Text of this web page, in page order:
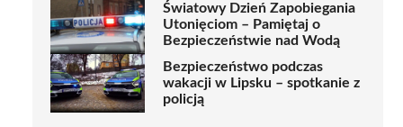
Światowy Dzień Zapobiegania
Utonięciom – Pamiętaj o
Bezpieczeństwie nad Wodą
Bezpieczeństwo podczas
wakacji w Lipsku – spotkanie z
policją